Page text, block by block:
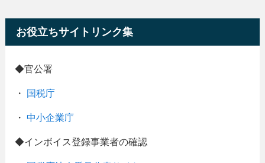
お役立ちサイトリンク集
◆官公署
・ 国税庁
・ 中小企業庁
◆インボイス登録事業者の確認